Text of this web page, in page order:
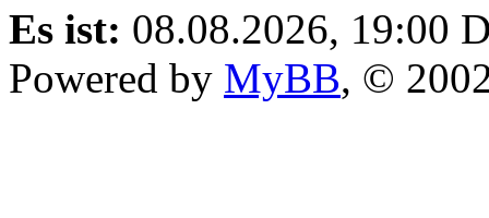
Es ist: 08.08.2026, 19:00
Powered by MyBB, ©